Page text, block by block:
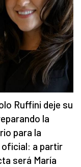
Ruffini deje su
la
para la
oficial: a partir
será María